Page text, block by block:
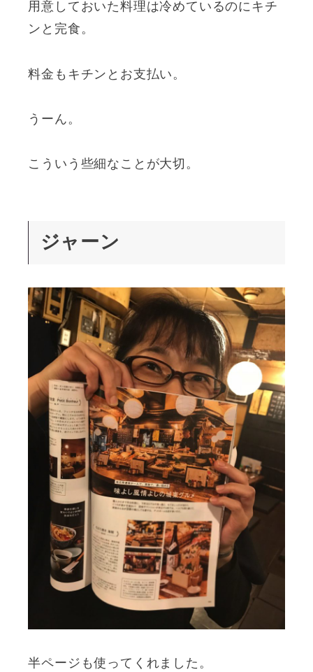
用意しておいた料理は冷めているのにキチ
ンと完食。
料金もキチンとお支払い。
うーん。
こういう些細なことが大切。
ジャーン
半ページも使ってくれました。